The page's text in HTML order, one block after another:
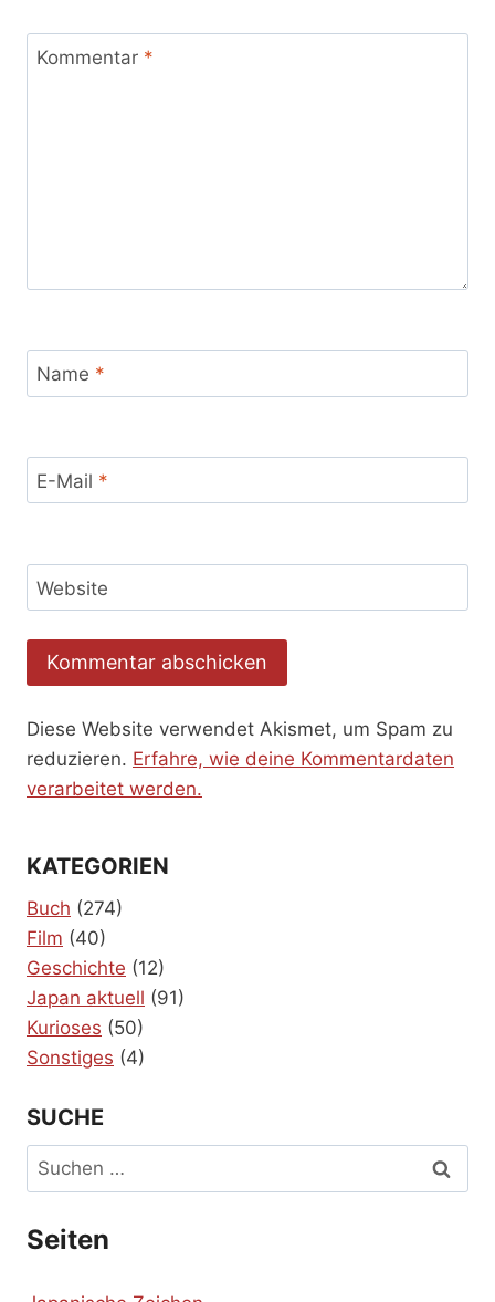
Kommentar *
Name *
E-Mail *
Website
Diese Website verwendet Akismet, um Spam zu
reduzieren. Erfahre, wie deine Kommentardaten
verarbeitet werden.
KATEGORIEN
Buch (274)
Film (40)
Geschichte (12)
Japan aktuell (91)
Kurioses (50)
Sonstiges (4)
SUCHE
Suchen
nach:
Seiten